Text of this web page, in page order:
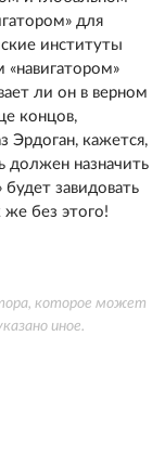
для
институты
ли он в верном
концов,
Эрдоган, кажется,
должен назначить
завидовать
без этого!
которое может
иное.